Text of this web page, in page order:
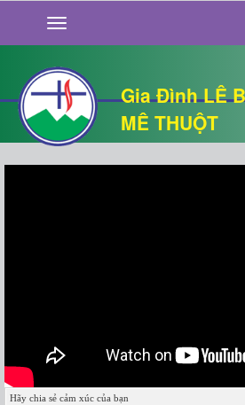
Gia Đình LÊ
MÊ THUỘT
GIỚI THIỆU
TIN TỨC
SỐNG ĐẠO
CHUYỆN NHÀ
QUÁN VĂN
Hãy chia sẻ cảm xúc của bạn